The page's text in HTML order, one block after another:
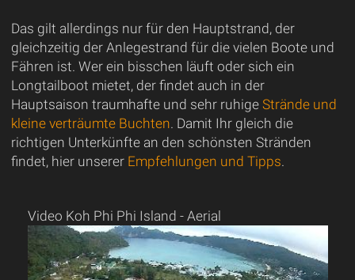
Das gilt allerdings nur für den Hauptstrand, der
gleichzeitig der Anlegestrand für die vielen Boote und
Fähren ist. Wer ein bisschen läuft oder sich ein
Longtailboot mietet, der findet auch in der
Hauptsaison traumhafte und sehr ruhige Strände und
kleine verträumte Buchten. Damit Ihr gleich die
richtigen Unterkünfte an den schönsten Stränden
findet, hier unserer Empfehlungen und Tipps.
Video Koh Phi Phi Island - Aerial